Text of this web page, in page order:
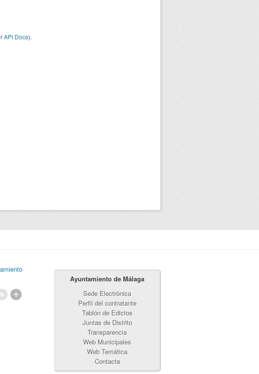
API Docs).
Ayuntamiento de Málaga
Sede Electrónica
Perfil del contratante
Tablón de Edictos
Juntas de Distrito
Transparencia
Web Municipales
Web Temática
Contacta